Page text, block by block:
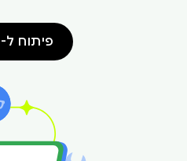
פיתוח ל-XR